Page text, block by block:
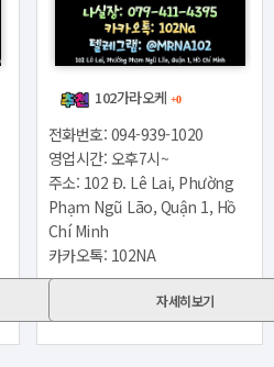
102가라오케 +0
전화번호: 094-939-1020
영업시간: 오후7시~
주소: 102 Đ. Lê Lai, Phường
Phạm Ngũ Lão, Quận 1, Hồ
Chí Minh
카카오톡: 102NA
자세히보기